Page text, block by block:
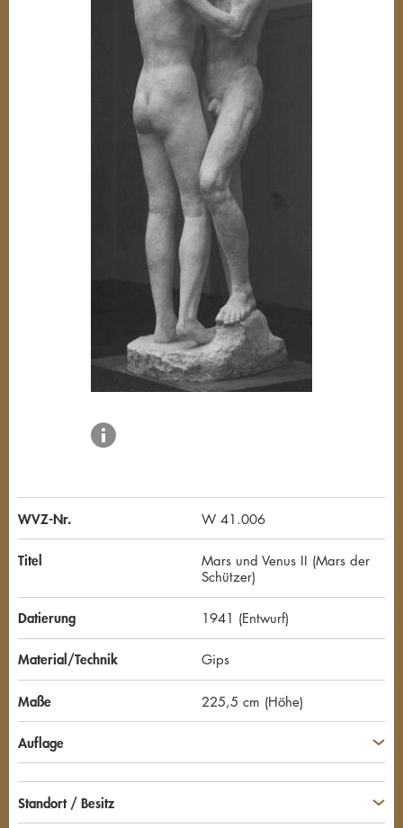
WVZ-Nr. W 41.006
Titel
Mars und Venus II (Mars der
Schützer)
Datierung 1941 (Entwurf)
Material/Technik Gips
Maße 225,5 cm (Höhe)
Auflage
Standort / Besitz